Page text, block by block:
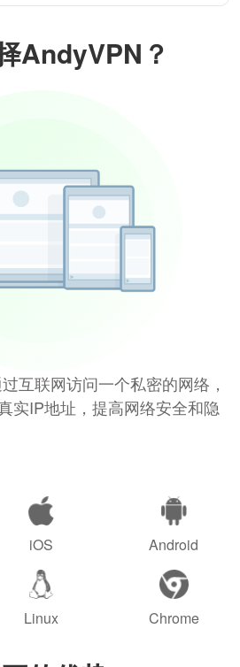
AndyVPN？
互联网访问一个私密的网络，
实IP地址，提高网络安全和隐
iOS Android
Linux Chrome